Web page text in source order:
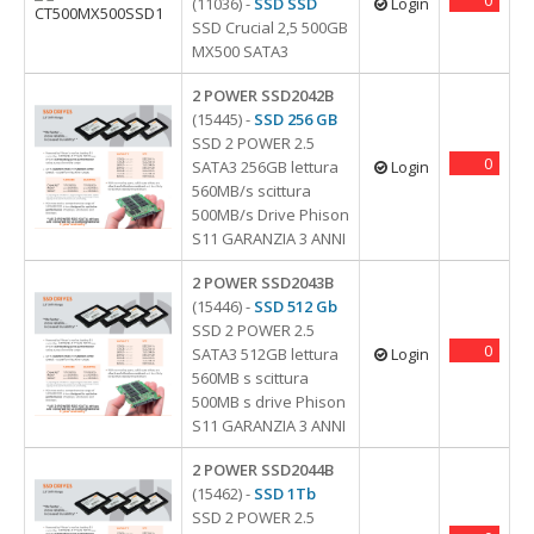
APPLE
ACER
DELL
HP
LENOVO
SAMSUNG
Batterie Per Tablet
APPLE
SAMSUNG
Docking Station
USB-C - TYPE-C
TopCase Notebook
ACER
ASUS
DELL
HP
LENOVO
14"
14" Touch
15,6"
18,5"
4 Porte
USB 2.0
USB 3.0
Lettore Barcode
USB
Adattatori
Type C
Gruppi di Continuità
Mouse e Tastiere
Alimentatori dedicati
Batterie notebook
Batterie per Tablet
Docking station
Monitor Portatili
Schermi notebook
Schermi SmartPhone
Tastiere
Tastiere notebook
TopCase Notebook
Ventole desktop
Ventole notebook
SSD
Web Cam
Accessori per Notebook
SSD Crucial 2,5 500GB
MX500 SATA3
2 POWER SSD2042B
(15445) - SSD 256 GB
SSD 2 POWER 2.5
SATA3 256GB lettura
560MB/s scittura
500MB/s Drive Phison
S11 GARANZIA 3 ANNI
Login 0
2 POWER SSD2043B
(15446) - SSD 512 Gb
SSD 2 POWER 2.5
SATA3 512GB lettura
560MB s scittura
500MB s drive Phison
S11 GARANZIA 3 ANNI
Login 0
2 POWER SSD2044B
(15462) - SSD 1Tb
SSD 2 POWER 2.5